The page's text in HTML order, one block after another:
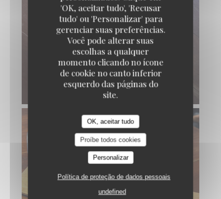
'OK, aceitar tudo', 'Recusar
tudo' ou 'Personalizar' para
gerenciar suas preferências.
Você pode alterar suas
escolhas a qualquer
momento clicando no ícone
de cookie no canto inferior
esquerdo das páginas do
site.
OK, aceitar tudo
Proíbe todos cookies
Personalizar
Política de proteção de dados pessoais
undefined